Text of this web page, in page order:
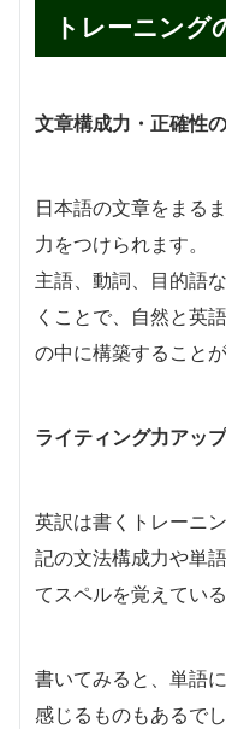
トレーニング
文章構成力・正確性
日本語の文章をまる
力をつけられます。
主語、動詞、目的語
くことで、自然と英
の中に構築することが
ライティング力アップ
英訳は書くトレーニ
記の文法構成力や単
てスペルを覚えてい
書いてみると、単語
感じるものもあるでし